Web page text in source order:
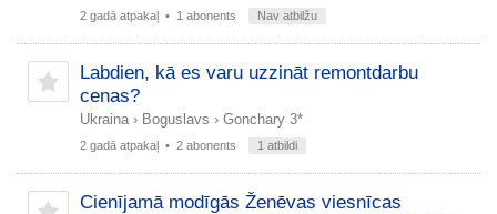
2 gadā atpakaļ • 1 abonents Nav atbilžu
Labdien, kā es varu uzzināt remontdarbu
cenas?
Ukraina › Boguslavs › Gonchary 3*
2 gadā atpakaļ • 2 abonents 1 atbildi
Cienījamā modīgās Ženēvas viesnīcas